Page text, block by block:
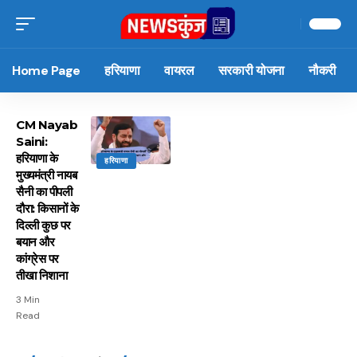
Home Page हरियाणा वायरल सरकारी योजना नौकरी
हरियाणा
CM Nayab
Saini:
हरियाणा के
मुख्यमंत्री नायब
सैनी का पीपली
दौरा: किसानों के
दिल्ली कुछ पर
बयान और
कांग्रेस पर
तीखा निशाना
3 Min
Read
15 नवंबर से लागू होंगे